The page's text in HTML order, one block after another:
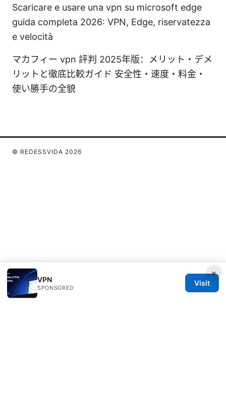
Scaricare e usare una vpn su microsoft edge
guida completa 2026: VPN, Edge, riservatezza
e velocità
マカフィー vpn 評判 2025年版：メリット・デメ
リットと徹底比較ガイド 安全性・速度・料金・
使い勝手の全貌
×
VPN
SPONSORED
Visit
© REDESSVIDA 2026